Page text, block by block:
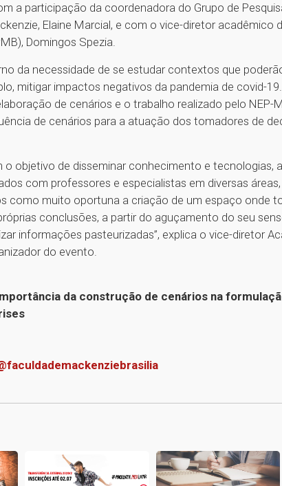
a participação da coordenadora do Grupo de
Elaine Marcial, e com o vice-diretor acadêmico
Domingos Spezia.
da necessidade de se estudar contextos que
mitigar impactos negativos da pandemia de covid-
de cenários e o trabalho realizado pelo NEP-
de cenários para a atuação dos tomadores de
o objetivo de disseminar conhecimento e tecnologias,
com professores e especialistas em diversas
como muito oportuna a criação de um espaço onde
conclusões, a partir do aguçamento do seu
informações pasteurizadas”, explica o vice-diretor
do evento.
da construção de cenários na
1